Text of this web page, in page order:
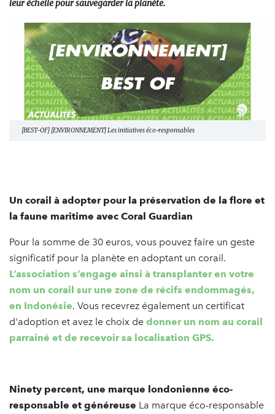
leur échelle pour sauvegarder la planète.
[BEST-OF] [ENVIRONNEMENT] Les initiatives éco-responsables
Un corail à adopter pour la préservation de la flore et
la faune maritime avec Coral Guardian
Pour la somme de 30 euros, vous pouvez faire un geste
significatif pour la planète en adoptant un corail.
L’association s’engage ainsi à transplanter en votre
nom un corail sur une zone de récifs endommagés,
en Indonésie. Vous recevrez également un certificat
d'adoption et avez le choix de donner un nom au corail
parrainé et de recevoir sa localisation GPS.
Ninety percent, une marque londonienne éco-
responsable et généreuse La marque éco-responsable